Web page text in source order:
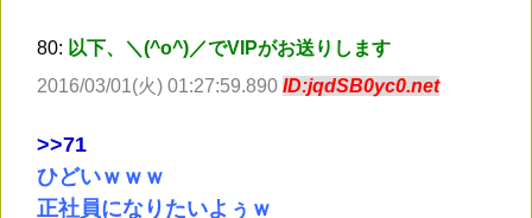
80: 以下、＼(^o^)／でVIPがお送りします
2016/03/01(火) 01:27:59.890 ID:jqdSB0yc0.net
>>71
ひどいｗｗｗ
正社員になりたいよぅｗ